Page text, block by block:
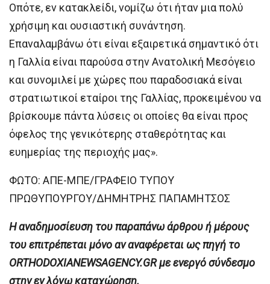
Οπότε, εν κατακλείδι, νομίζω ότι ήταν μια πολύ
χρήσιμη και ουσιαστική συνάντηση.
Επαναλαμβάνω ότι είναι εξαιρετικά σημαντικό ότι
η Γαλλία είναι παρούσα στην Ανατολική Μεσόγειο
και συνομιλεί με χώρες που παραδοσιακά είναι
στρατιωτικοί εταίροι της Γαλλίας, προκειμένου να
βρίσκουμε πάντα λύσεις οι οποίες θα είναι προς
όφελος της γενικότερης σταθερότητας και
ευημερίας της περιοχής μας».
ΦΩΤΟ: ΑΠΕ-ΜΠΕ/ΓΡΑΦΕΙΟ ΤΥΠΟΥ
ΠΡΩΘΥΠΟΥΡΓΟΥ/ΔΗΜΗΤΡΗΣ ΠΑΠΑΜΗΤΣΟΣ
H αναδημοσίευση του παραπάνω άρθρου ή μέρους
του επιτρέπεται μόνο αν αναφέρεται ως πηγή το
ORTHODOXIANEWSAGENCY.GR με ενεργό σύνδεσμο
στην εν λόγω καταχώρηση.